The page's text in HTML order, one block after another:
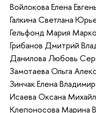
Войлокова Елена
Галкина Светлана
Гельфонд Мария
Грибанов Дмитрий
Данилова Любовь
Замотаева Ольга
Зинчак Елена
Исаева Оксана
Клепоносова Марина